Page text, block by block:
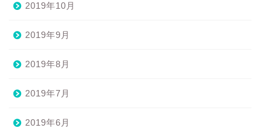
2019年10月
2019年9月
2019年8月
2019年7月
2019年6月